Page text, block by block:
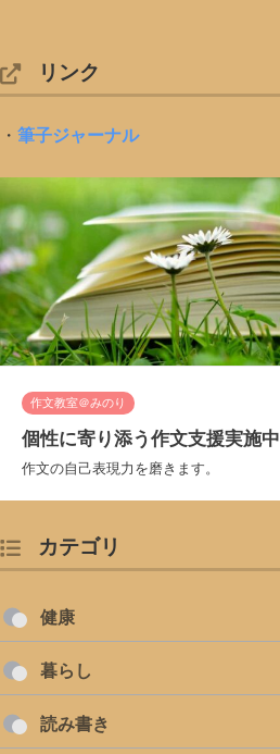
リンク
・ 筆子ジャーナル
作文教室＠みのり
個性に寄り添う作文支援実施中
作文の自己表現力を磨きます。
カテゴリ
健康
暮らし
読み書き